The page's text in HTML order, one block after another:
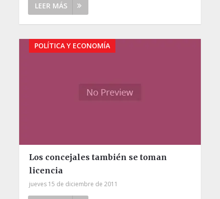
LEER MÁS
POLÍTICA Y ECONOMÍA
Los concejales también se toman
licencia
jueves 15 de diciembre de 2011